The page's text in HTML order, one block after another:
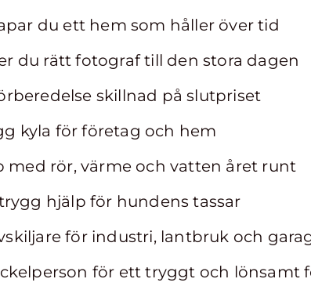
du ett hem som håller över tid
du rätt fotograf till den stora dagen
skillnad på slutpriset
kyla för företag och hem
med rör, värme och vatten året runt
hjälp för hundens tassar
för industri, lantbruk och
för ett tryggt och lönsamt